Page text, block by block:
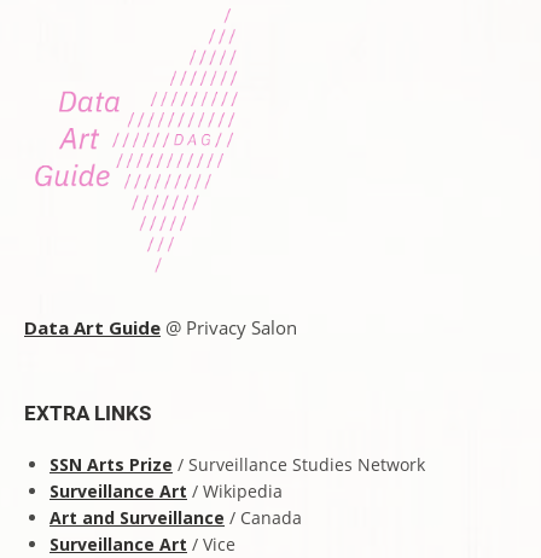
Data Art Guide @ Privacy Salon
EXTRA LINKS
SSN Arts Prize / Surveillance Studies Network
Surveillance Art / Wikipedia
Art and Surveillance / Canada
Surveillance Art / Vice